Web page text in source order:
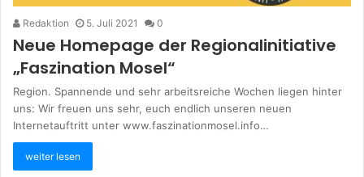
Redaktion 5. Juli 2021 0
Neue Homepage der Regionalinitiative
„Faszination Mosel“
Region. Spannende und sehr arbeitsreiche Wochen liegen hinter
uns: Wir freuen uns sehr, euch endlich unseren neuen
Internetauftritt unter www.faszinationmosel.info…
weiter lesen